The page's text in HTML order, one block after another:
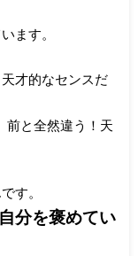
ます。
才的なセンスだ
前と全然違う！天
す。
分を褒めてい